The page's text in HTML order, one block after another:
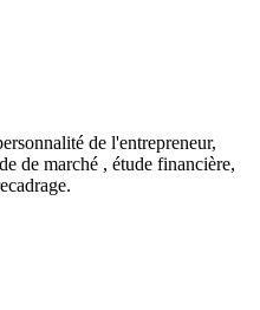
de l'entrepreneur,
de marché , étude financière,